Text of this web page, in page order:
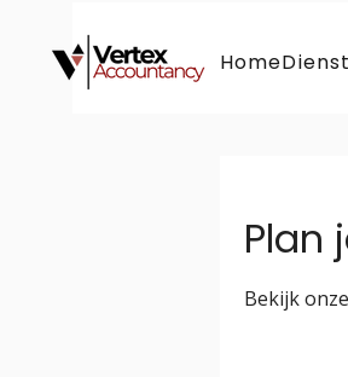
Home
Plan
Bekijk